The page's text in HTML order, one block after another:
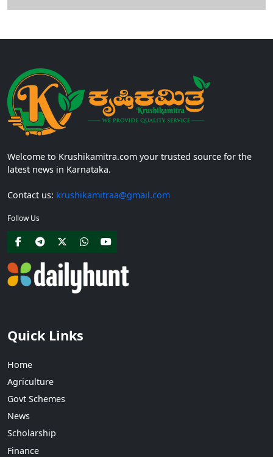
Welcome to Krushikamitra.com your trusted source for the
latest news in Karnataka.
Contact us: krushikamitraa@gmail.com
Follow Us
Quick Links
Home
Agriculture
Govt Schemes
News
Scholarship
Finance